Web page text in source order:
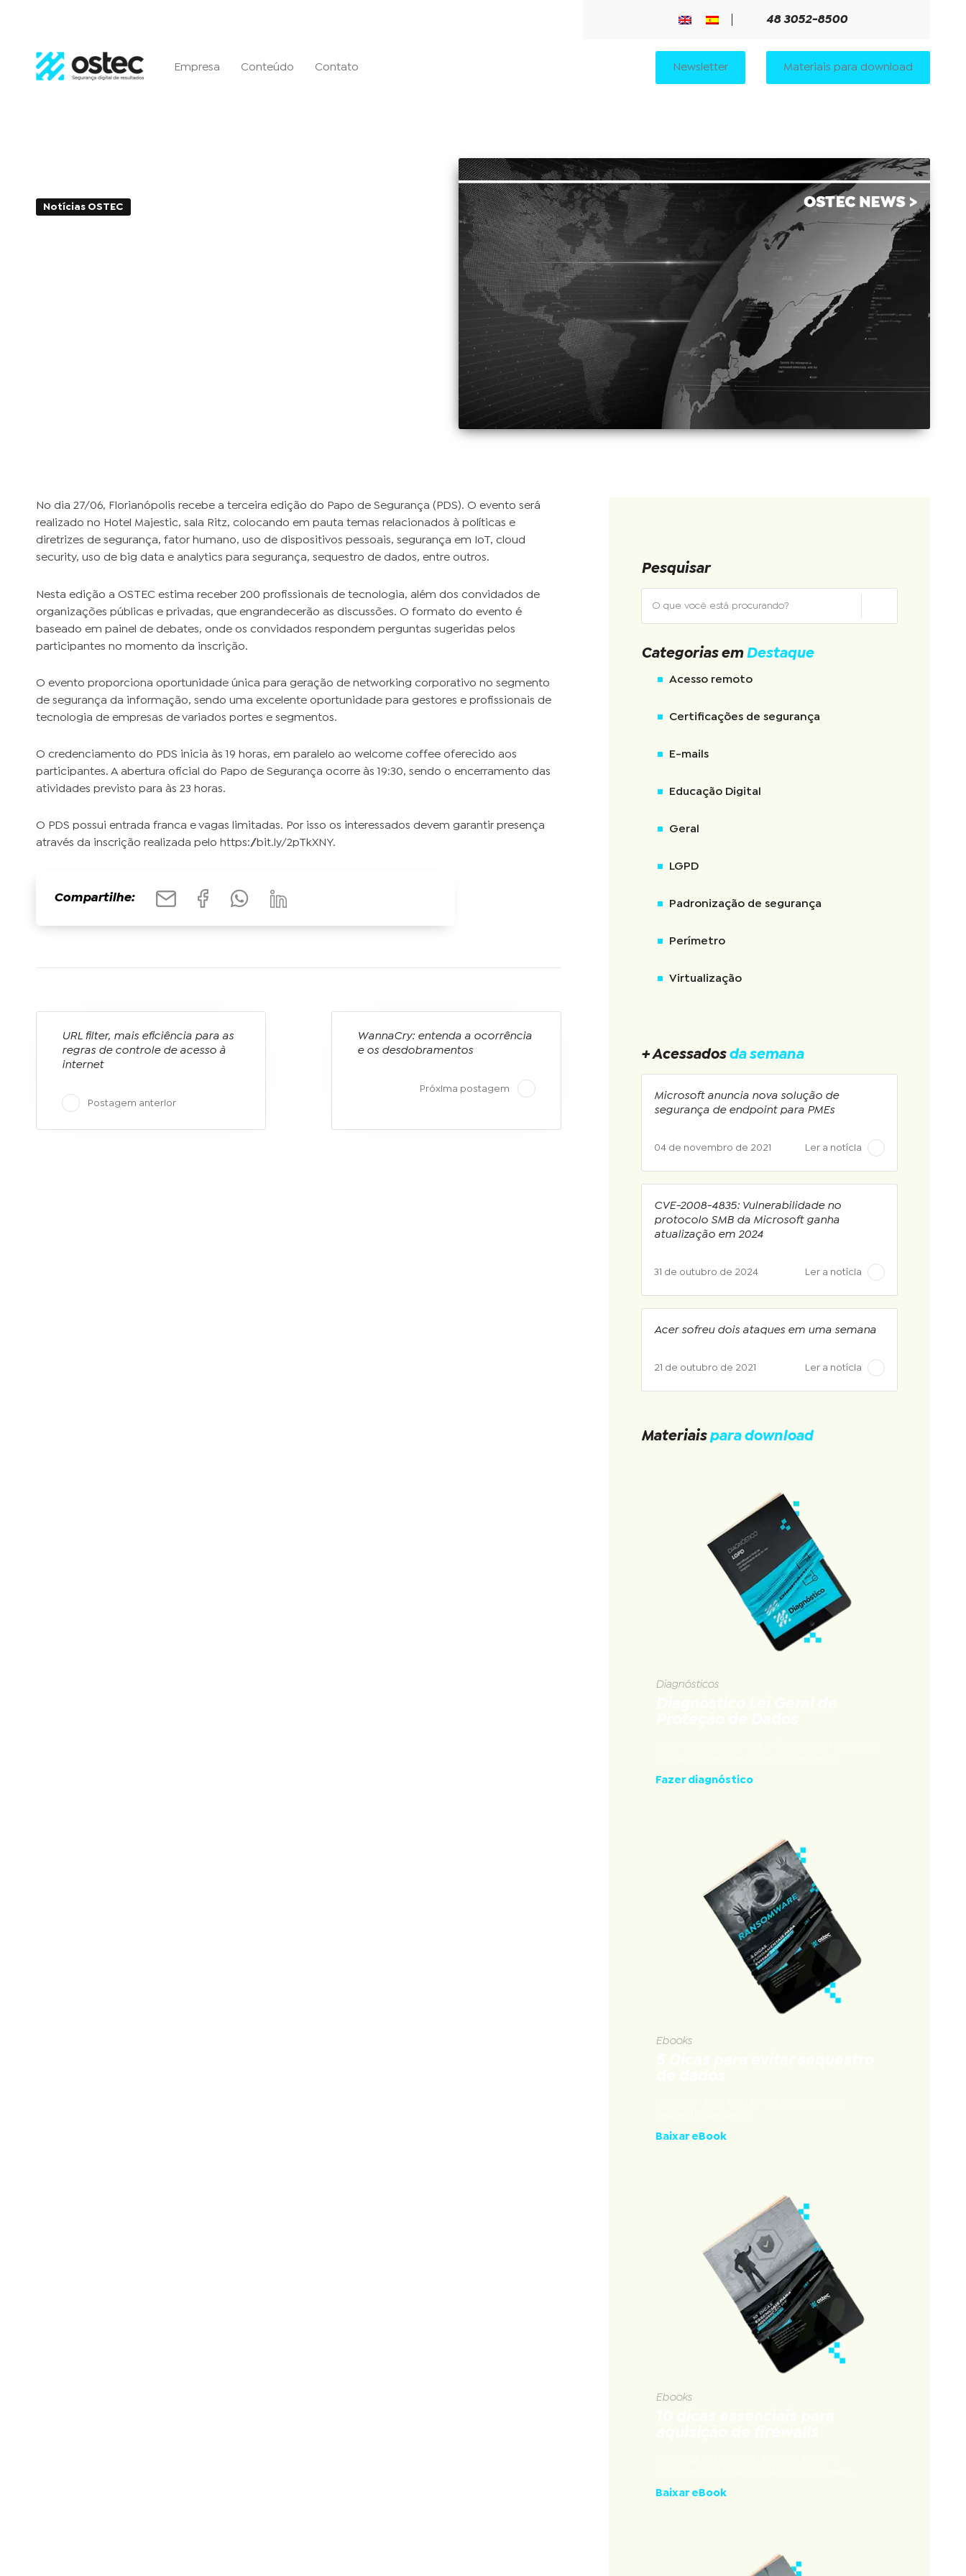
48 3052-8500
Empresa Conteúdo Contato Newsletter Materiais para download
Notícias OSTEC
No dia 27/06, Florianópolis recebe a terceira edição do Papo de Segurança (PDS). O evento será
realizado no Hotel Majestic, sala Ritz, colocando em pauta temas relacionados à políticas e
diretrizes de segurança, fator humano, uso de dispositivos pessoais, segurança em IoT, cloud
security, uso de big data e analytics para segurança, sequestro de dados, entre outros.
Nesta edição a OSTEC estima receber 200 profissionais de tecnologia, além dos convidados de
organizações públicas e privadas, que engrandecerão as discussões. O formato do evento é
baseado em painel de debates, onde os convidados respondem perguntas sugeridas pelos
participantes no momento da inscrição.
O evento proporciona oportunidade única para geração de networking corporativo no segmento
de segurança da informação, sendo uma excelente oportunidade para gestores e profissionais de
tecnologia de empresas de variados portes e segmentos.
O credenciamento do PDS inicia às 19 horas, em paralelo ao welcome coffee oferecido aos
participantes. A abertura oficial do Papo de Segurança ocorre às 19:30, sendo o encerramento das
atividades previsto para às 23 horas.
O PDS possui entrada franca e vagas limitadas. Por isso os interessados devem garantir presença
através da inscrição realizada pelo https://bit.ly/2pTkXNY.
Compartilhe:
URL filter, mais eficiência para as
regras de controle de acesso à
internet
Postagem anterior
WannaCry: entenda a ocorrência
e os desdobramentos
Próxima postagem
Pesquisar
Categorias em Destaque
Acesso remoto
Certificações de segurança
E-mails
Educação Digital
Geral
LGPD
Padronização de segurança
Perímetro
Virtualização
+ Acessados da semana
Microsoft anuncia nova solução de
segurança de endpoint para PMEs
04 de novembro de 2021 Ler a notícia
CVE-2008-4835: Vulnerabilidade no
protocolo SMB da Microsoft ganha
atualização em 2024
31 de outubro de 2024 Ler a notícia
Acer sofreu dois ataques em uma semana
21 de outubro de 2021 Ler a notícia
Materiais para download
Diagnósticos
Fazer diagnóstico
Ebooks
Baixar eBook
Ebooks
Baixar eBook